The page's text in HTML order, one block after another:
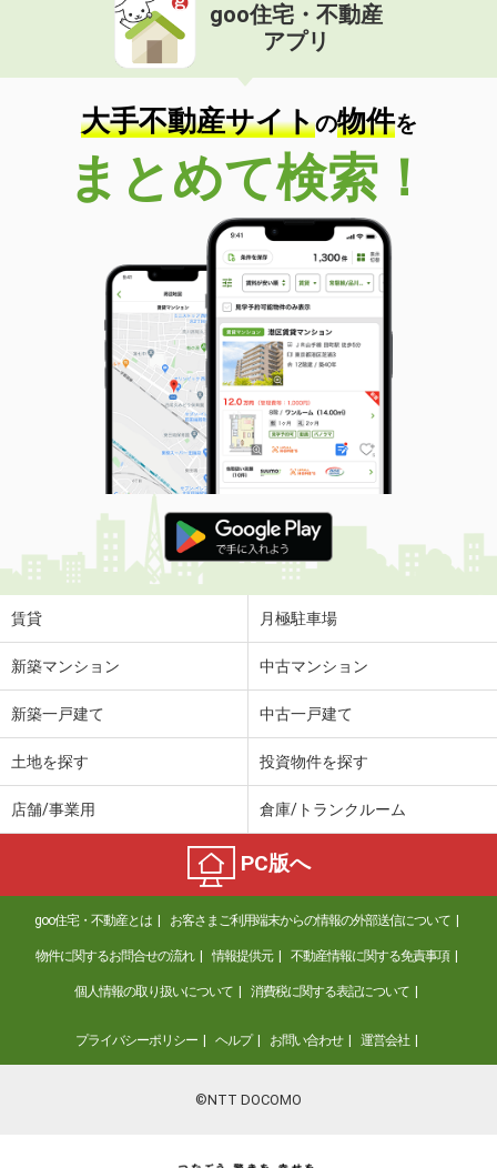
goo住宅・不動産
アプリ
大手不動産サイトの物件を
まとめて検索！
賃貸 月極駐車場
新築マンション 中古マンション
新築一戸建て 中古一戸建て
土地を探す 投資物件を探す
店舗/事業用 倉庫/トランクルーム
PC版へ
goo住宅・不動産とは お客さまご利用端末からの情報の外部送信について
物件に関するお問合せの流れ 情報提供元 不動産情報に関する免責事項
個人情報の取り扱いについて 消費税に関する表記について
プライバシーポリシー ヘルプ お問い合わせ 運営会社
©NTT DOCOMO